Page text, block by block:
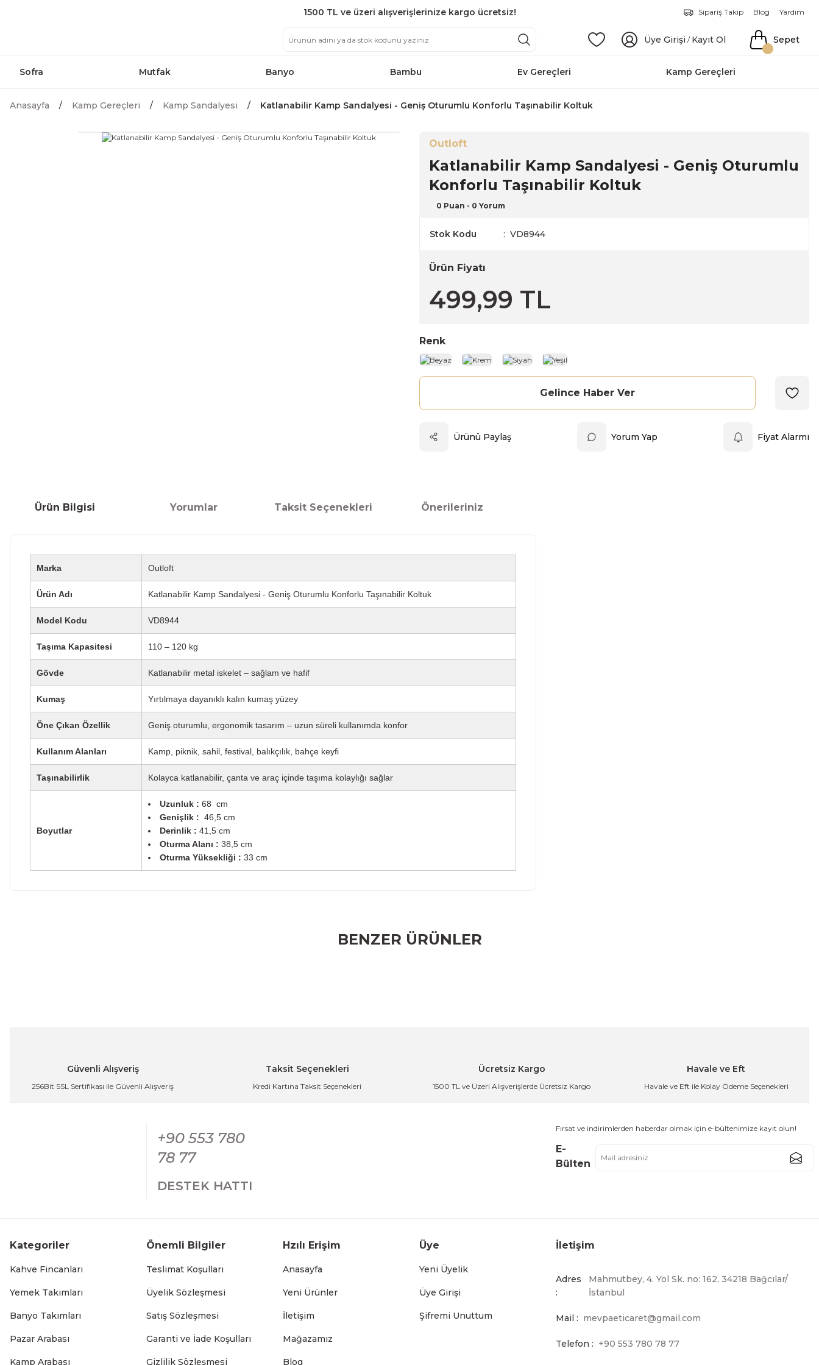
1500 TL ve üzeri alışverişlerinize kargo ücretsiz! Sipariş Takip Blog Yardım
Üye Girişi / Kayıt Ol Sepet
Sofra Mutfak Banyo Bambu Ev Gereçleri Kamp Gereçleri
Anasayfa Kamp Gereçleri Kamp Sandalyesi Katlanabilir Kamp Sandalyesi - Geniş Oturumlu Konforlu Taşınabilir Koltuk
Outloft
Katlanabilir Kamp Sandalyesi - Geniş Oturumlu
Konforlu Taşınabilir Koltuk
0 Puan - 0 Yorum
Stok Kodu VD8944
Ürün Fiyatı
499,99 TL
Renk
Gelince Haber Ver
Ürünü Paylaş Yorum Yap Fiyat Alarmı
Ürün Bilgisi Yorumlar Taksit Seçenekleri Önerileriniz
Marka Outloft
Ürün Adı Katlanabilir Kamp Sandalyesi - Geniş Oturumlu Konforlu Taşınabilir Koltuk
Model Kodu VD8944
Taşıma Kapasitesi 110 – 120 kg
Gövde Katlanabilir metal iskelet – sağlam ve hafif
Kumaş Yırtılmaya dayanıklı kalın kumaş yüzey
Öne Çıkan Özellik Geniş oturumlu, ergonomik tasarım – uzun süreli kullanımda konfor
Kullanım Alanları Kamp, piknik, sahil, festival, balıkçılık, bahçe keyfi
Taşınabilirlik Kolayca katlanabilir, çanta ve araç içinde taşıma kolaylığı sağlar
Boyutlar
Uzunluk : 68 cm
Genişlik : 46,5 cm
Derinlik : 41,5 cm
Oturma Alanı : 38,5 cm
Oturma Yüksekliği : 33 cm
BENZER ÜRÜNLER
2.279,99 TL
2.279,99 TL
2.279,99 TL
Güvenli Alışveriş
256Bit SSL Sertifikası ile Güvenli Alışveriş
Taksit Seçenekleri
Kredi Kartına Taksit Seçenekleri
Ücretsiz Kargo
1500 TL ve Üzeri Alışverişlerde Ücretsiz Kargo
Havale ve Eft
Havale ve Eft ile Kolay Ödeme Seçenekleri
+90 553 780
78 77
DESTEK HATTI
Fırsat ve indirimlerden haberdar olmak için e-bültenimize kayıt olun!
E-
Bülten
Kategoriler
Kahve Fincanları
Yemek Takımları
Banyo Takımları
Pazar Arabası
Kamp Arabası
Önemli Bilgiler
Teslimat Koşulları
Üyelik Sözleşmesi
Satış Sözleşmesi
Garanti ve İade Koşulları
Gizlilik Sözleşmesi
Hzılı Erişim
Anasayfa
Yeni Ürünler
İletişim
Mağazamız
Blog
Üye
Yeni Üyelik
Üye Girişi
Şifremi Unuttum
İletişim
Adres
:
Mahmutbey, 4. Yol Sk. no: 162, 34218 Bağcılar/
İstanbul
Mail : mevpaeticaret@gmail.com
Telefon : +90 553 780 78 77